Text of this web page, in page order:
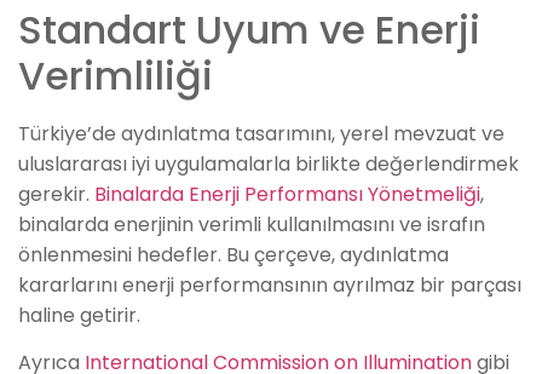
Standart Uyum ve Enerji
Verimliliği
Türkiye’de aydınlatma tasarımını, yerel mevzuat ve
uluslararası iyi uygulamalarla birlikte değerlendirmek
gerekir. Binalarda Enerji Performansı Yönetmeliği,
binalarda enerjinin verimli kullanılmasını ve israfın
önlenmesini hedefler. Bu çerçeve, aydınlatma
kararlarını enerji performansının ayrılmaz bir parçası
haline getirir.
Ayrıca International Commission on Illuminationgibi